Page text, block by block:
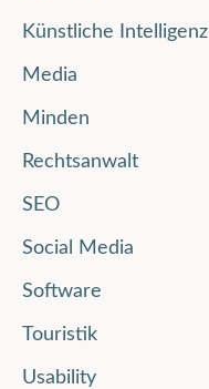
Künstliche Intelligenz
Media
Minden
Rechtsanwalt
SEO
Social Media
Software
Touristik
Usability